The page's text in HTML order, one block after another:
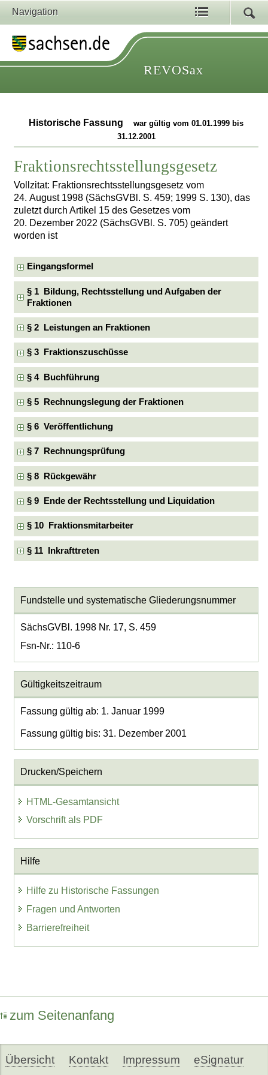
Navigation
REVOSax
Historische Fassung
war gültig vom 01.01.1999 bis
31.12.2001
Fraktionsrechtsstellungsgesetz
Vollzitat: Fraktionsrechtsstellungsgesetz vom
24. August 1998 (SächsGVBl. S. 459; 1999 S. 130), das
zuletzt durch Artikel 15 des Gesetzes vom
20. Dezember 2022 (SächsGVBl. S. 705) geändert
worden ist
Eingangsformel
§ 1 Bildung, Rechtsstellung und Aufgaben der
Fraktionen
§ 2 Leistungen an Fraktionen
§ 3 Fraktionszuschüsse
§ 4 Buchführung
§ 5 Rechnungslegung der Fraktionen
§ 6 Veröffentlichung
§ 7 Rechnungsprüfung
§ 8 Rückgewähr
§ 9 Ende der Rechtsstellung und Liquidation
§ 10 Fraktionsmitarbeiter
§ 11 Inkrafttreten
Fundstelle und systematische Gliederungsnummer
SächsGVBl. 1998 Nr. 17, S. 459
Fsn-Nr.: 110-6
Gültigkeitszeitraum
Fassung gültig ab: 1. Januar 1999
Fassung gültig bis: 31. Dezember 2001
Drucken/Speichern
HTML-Gesamtansicht
Vorschrift als PDF
Hilfe
Hilfe zu Historische Fassungen
Fragen und Antworten
Barrierefreiheit
zum Seitenanfang
Übersicht Kontakt Impressum eSignatur